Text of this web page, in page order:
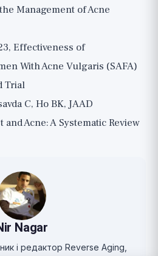
Management of Acne
Effectiveness of
With Acne Vulgaris (SAFA)
Trial
C, Ho BK, JAAD
Acne: A Systematic Review
Nagar
і редактор Reverse Aging,